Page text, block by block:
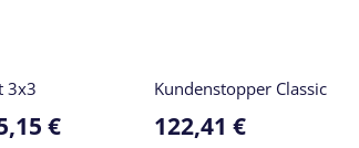
3x3
€
Kundenstopper Classic
122,41 €